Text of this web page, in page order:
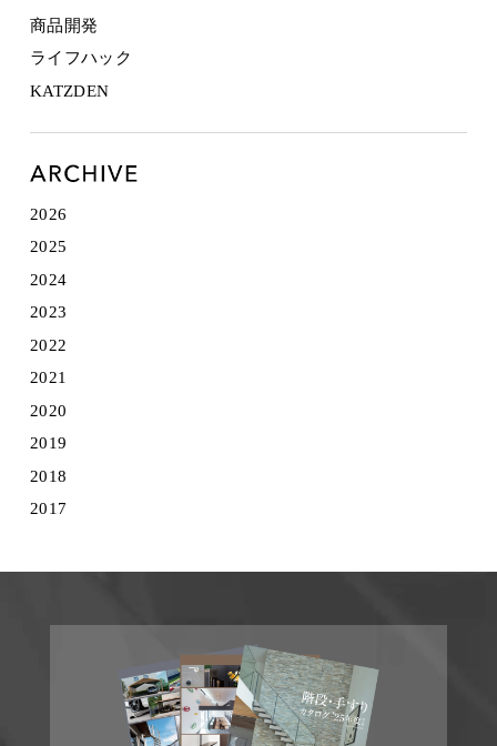
商品開発
ライフハック
KATZDEN
2026
2025
2024
2023
2022
2021
2020
2019
2018
2017